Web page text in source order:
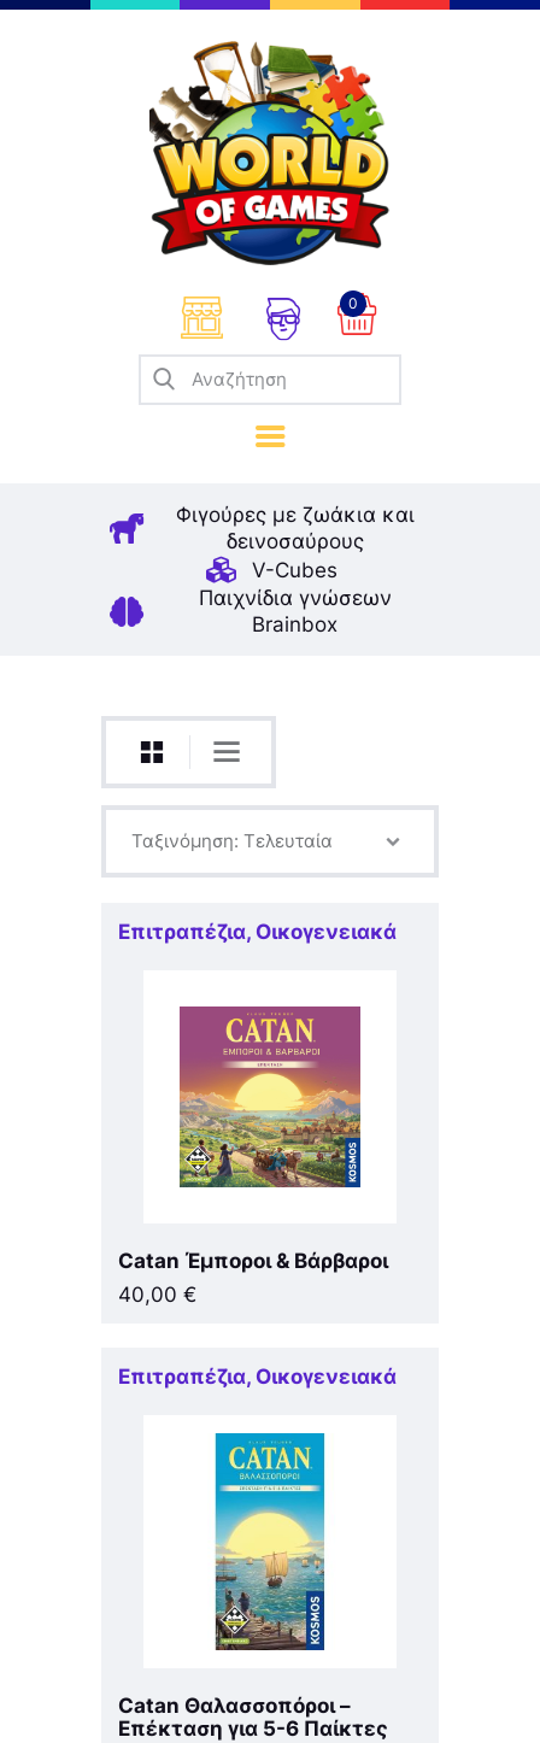
0
Φιγούρες με ζωάκια και
δεινοσαύρους
V-Cubes
Παιχνίδια γνώσεων
Brainbox
Επιτραπέζια
Παζλ
Παιχνίδια Καρτών
Σπαζοκεφαλιές
Κατασκευές
Καλλιτεχνικά
Μοντελισμός
Βιβλία
Παιχνίδια Ρόλων
Επιτραπέζια, Οικογενειακά
Catan Έμποροι & Βάρβαροι
40,00 €
Επιτραπέζια, Οικογενειακά
Catan Θαλασσοπόροι –
Επέκταση για 5-6 Παίκτες